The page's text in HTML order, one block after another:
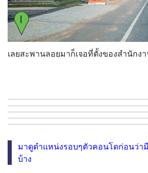
เลยสะพานลอยมาก็เจอที่ตั้งของสำนักง
มาดูตำแหน่งรอบๆตัวคอนโดก่อนว่า
บ้าง